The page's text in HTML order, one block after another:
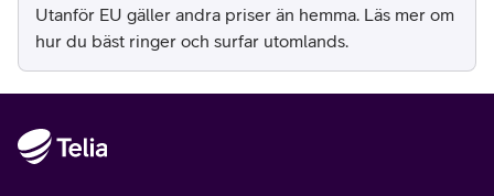
Utanför EU gäller andra priser än hemma. Läs mer om
hur du bäst ringer och surfar utomlands.